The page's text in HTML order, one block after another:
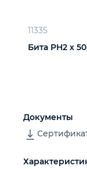
11335
Бита РН2 х
Документы